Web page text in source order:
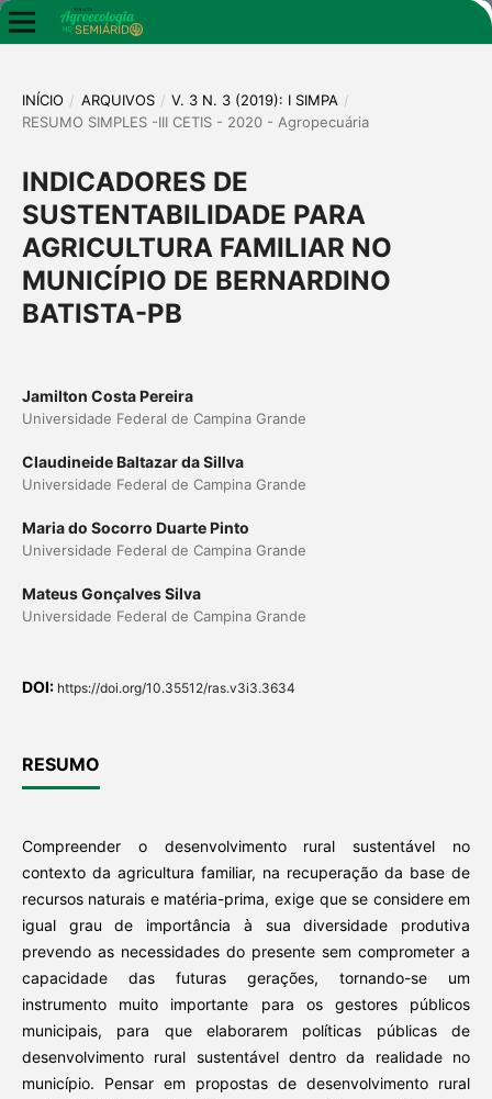
INÍCIO / ARQUIVOS / V. 3 N. 3 (2019): I SIMPA /
RESUMO SIMPLES -III CETIS - 2020 - Agropecuária
INDICADORES DE
SUSTENTABILIDADE PARA
AGRICULTURA FAMILIAR NO
MUNICÍPIO DE BERNARDINO
BATISTA-PB
Jamilton Costa Pereira
Universidade Federal de Campina Grande
Claudineide Baltazar da Sillva
Universidade Federal de Campina Grande
Maria do Socorro Duarte Pinto
Universidade Federal de Campina Grande
Mateus Gonçalves Silva
Universidade Federal de Campina Grande
DOI: https://doi.org/10.35512/ras.v3i3.3634
RESUMO
Compreender o desenvolvimento rural sustentável no
contexto da agricultura familiar, na recuperação da base de
recursos naturais e matéria-prima, exige que se considere em
igual grau de importância à sua diversidade produtiva
prevendo as necessidades do presente sem comprometer a
capacidade das futuras gerações, tornando-se um
instrumento muito importante para os gestores públicos
municipais, para que elaborarem políticas públicas de
desenvolvimento rural sustentável dentro da realidade no
município. Pensar em propostas de desenvolvimento rural